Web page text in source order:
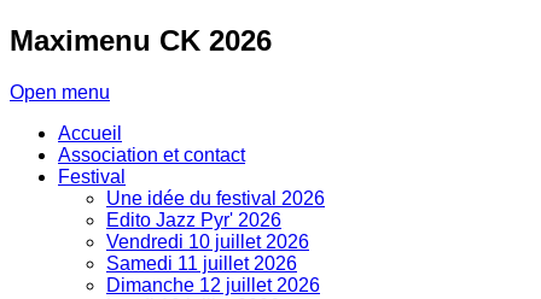
Maximenu CK 2026
Open menu
Accueil
Association et contact
Festival
Une idée du festival 2026
Edito Jazz Pyr' 2026
Vendredi 10 juillet 2026
Samedi 11 juillet 2026
Dimanche 12 juillet 2026